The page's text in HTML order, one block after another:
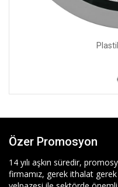
Özer Promosyon
14 yılı aşkın süredir,
firmamız, gerek ithalat